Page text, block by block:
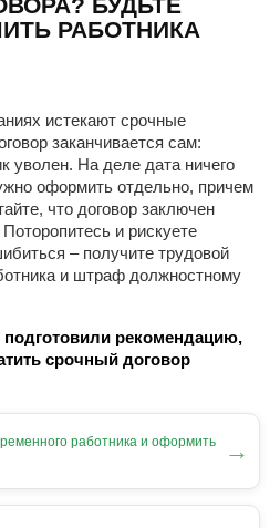
РАБОТНИКА
истекают срочные
заканчивается сам:
уволен. На деле дата ничего
оформить отдельно, причем
что договор заключен
и рискуете
– получите трудовой
и штраф должностному
рекомендацию,
срочный договор
работника и оформить
→